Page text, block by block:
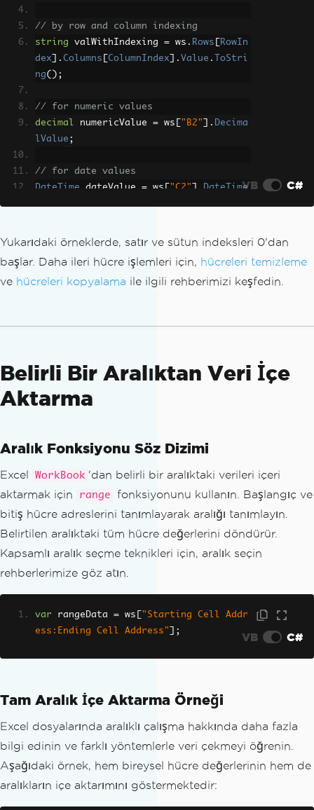
// by row and column indexing
string valWithIndexing = ws . Rows
RowIn
dex ]. Columns ColumnIndex ]. Value .
ToStri
ng();
// for numeric values
decimal numericValue = ws "B2" ]. Decima
lValue ;
// for date values
DateTime dateValue = ws [ "C2" ]. DateTimeVB C#
Yukarıdaki örneklerde, satır ve sütun indeksleri 0'dan
başlar. Daha ileri hücre işlemleri için, hücreleri temizleme
ve hücreleri kopyalama ile ilgili rehberimizi keşfedin.
Belirli Bir Aralıktan Veri İçe
Aktarma
Aralık Fonksiyonu Söz Dizimi
Excel WorkBook 'dan belirli bir aralıktaki verileri içeri
aktarmak için
range
fonksiyonunu kullanın. Başlangıç ve
bitiş hücre adreslerini tanımlayarak aralığı tanımlayın.
Belirtilen aralıktaki tüm hücre değerlerini döndürür.
Kapsamlı aralık seçme teknikleri için, aralık seçin
rehberlerimize göz atın.
var rangeData = ws
"Starting Cell Addr
ess:Ending Cell Address"
]; VB C#
Tam Aralık İçe Aktarma Örneği
Excel dosyalarında aralıklı çalışma hakkında daha fazla
bilgi edinin ve farklı yöntemlerle veri çekmeyi öğrenin.
Aşağıdaki örnek, hem bireysel hücre değerlerinin hem de
aralıkların içe aktarımını göstermektedir: